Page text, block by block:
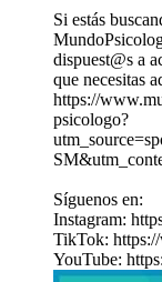
Si estás
dispuest@s a
que necesitas
https://
psicologo?
Síguenos en:
Instagram:
TikTok:
YouTube: